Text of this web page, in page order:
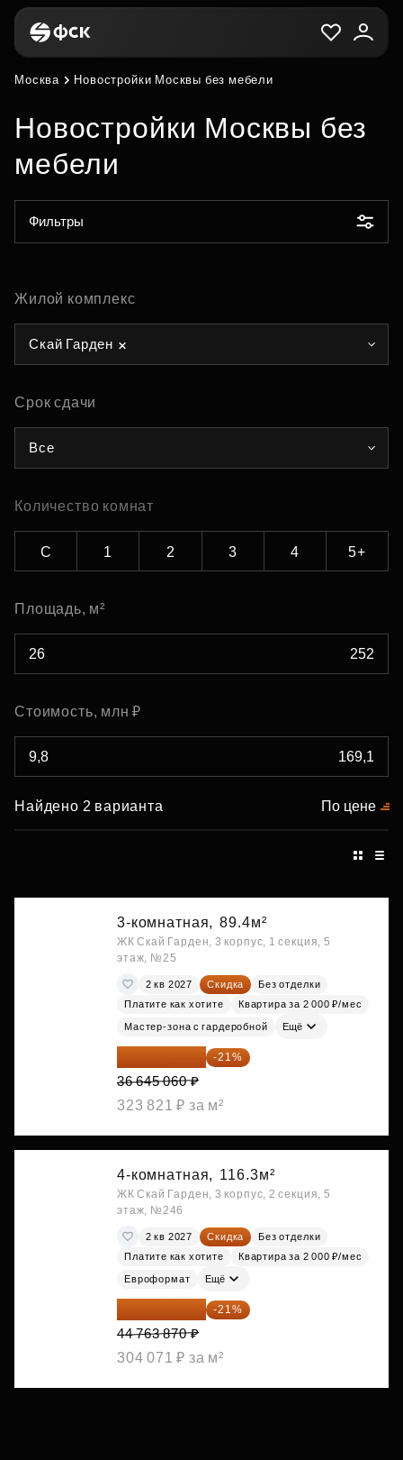
Москва Новостройки Москвы без мебели
Новостройки Москвы без
мебели
Фильтры
Жилой комплекс
Скай Гарден
Срок сдачи
Все
Количество комнат
С 1 2 3 4 5+
Площадь, м²
Стоимость, млн ₽
Найдено 2 варианта По цене
3-комнатная, 89.4м²
ЖК Скай Гарден, 3 корпус, 1 секция, 5
этаж, №25
2 кв 2027 Скидка
Без отделки
Платите как хотите
Квартира за 2 000 ₽/мес
Мастер-зона с гардеробной Ещё
28 949 597 ₽ -21%
36 645 060 ₽
323 821 ₽ за м²
4-комнатная, 116.3м²
ЖК Скай Гарден, 3 корпус, 2 секция, 5
этаж, №246
2 кв 2027 Скидка
Без отделки
Платите как хотите
Квартира за 2 000 ₽/мес
Евроформат Ещё
35 363 457 ₽ -21%
44 763 870 ₽
304 071 ₽ за м²